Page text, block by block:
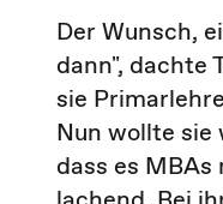
Der Wunsch,
dann", dachte
sie
Nun wollte
dass es